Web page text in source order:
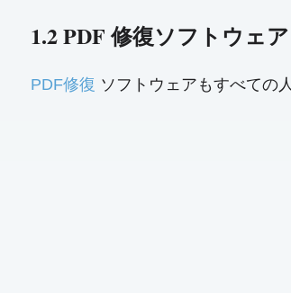
1.2 PDF 修復ソフトウェア
PDF修復 ソフトウェアもすべての